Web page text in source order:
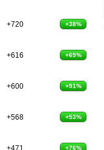
+720 +38%
+616 +69%
+600 +91%
+568 +53%
+471 +76%